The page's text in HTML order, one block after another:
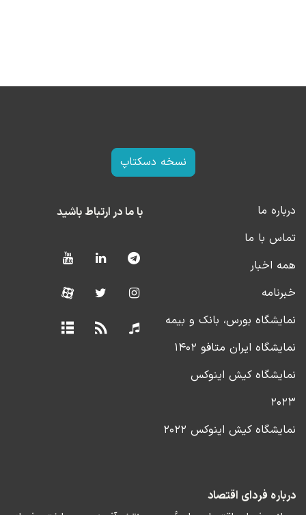
نسخه دسکتاپ
درباره ما
تماس با ما
همه اخبار
خبرنامه
نمایشگاه بورس، بانک و بیمه
نمایشگاه ایران متافو ۱۴۰۲
نمایشگاه کیش اینوکس
۲۰۲۳
نمایشگاه کیش اینوکس ۲۰۲۲
با ما در ارتباط باشید
درباره فردای اقتصاد